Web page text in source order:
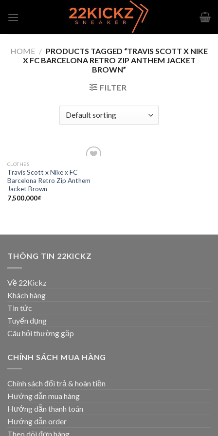
HOME / PRODUCTS TAGGED “TRAVIS SCOTT X NIKE
X FC BARCELONA RETRO ZIP ANTHEM JACKET
BROWN”
FILTER
CLOTHES
Travis Scott x Nike x FC
Barcelona Retro Zip Anthem
Jacket Brown
7,500,000₫
THÔNG TIN 22KICKZ
Về 22Kickz
Khách hàng
Tin tức
Tuyển dụng
Câu hỏi thường gặp
CHÍNH SÁCH MUA HÀNG
Chính sách đổi trả & hoàn tiền
Hướng dẫn mua hàng
Hướng dẫn thanh toán
Hướng dẫn order
Theo dõi đơn hàng